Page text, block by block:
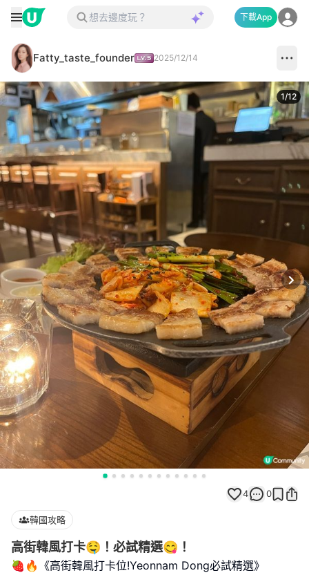
下載App
Fatty_taste_founder 2025/12/14
1/12
4 0
韓國攻略
高街韓風打卡🤤！必試精選😋！
🍓🔥《高街韓風打卡位!Yeonnam Dong必試精選》